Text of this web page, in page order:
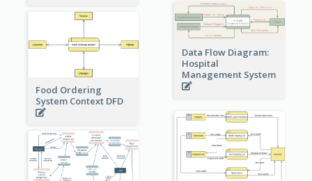
Data Flow Diagram:
Hospital
Management System
Food Ordering
System Context DFD